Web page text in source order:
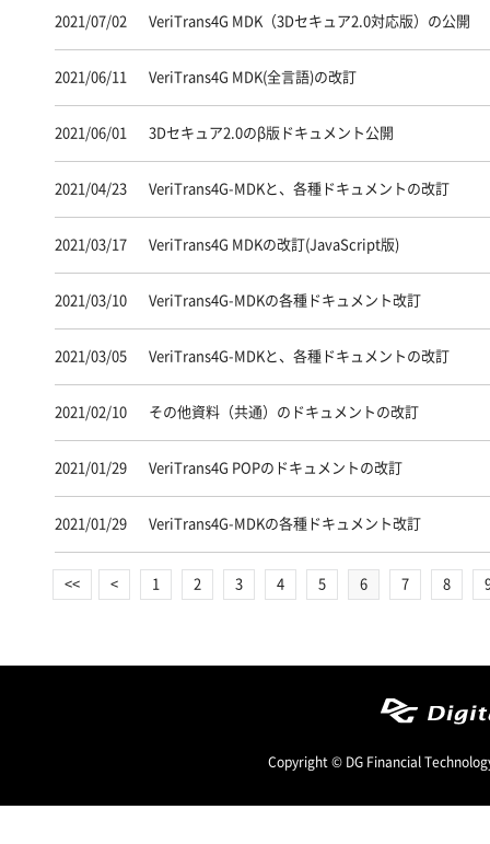
2021/07/02 VeriTrans4G MDK（3Dセキュア2.0対応版）の公開
2021/06/11 VeriTrans4G MDK(全言語)の改訂
2021/06/01 3Dセキュア2.0のβ版ドキュメント公開
2021/04/23 VeriTrans4G-MDKと、各種ドキュメントの改訂
2021/03/17 VeriTrans4G MDKの改訂(JavaScript版)
2021/03/10 VeriTrans4G-MDKの各種ドキュメント改訂
2021/03/05 VeriTrans4G-MDKと、各種ドキュメントの改訂
2021/02/10 その他資料（共通）のドキュメントの改訂
2021/01/29 VeriTrans4G POPのドキュメントの改訂
2021/01/29 VeriTrans4G-MDKの各種ドキュメント改訂
<< < 1 2 3 4 5 6 7 8
Copyright © DG Financial